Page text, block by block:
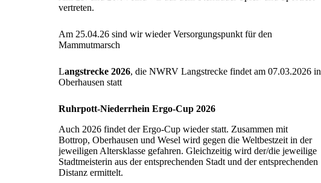
vertreten.
Am 25.04.26 sind wir wieder Versorgungspunkt für den
Mammutmarsch
Langstrecke 2026, die NWRV Langstrecke findet am 07.03.2026 in
Oberhausen statt
Ruhrpott-Niederrhein Ergo-Cup 2026
Auch 2026 findet der Ergo-Cup wieder statt. Zusammen mit
Bottrop, Oberhausen und Wesel wird gegen die Weltbestzeit in der
jeweiligen Altersklasse gefahren. Gleichzeitig wird der/die jeweilige
Stadtmeisterin aus der entsprechenden Stadt und der entsprechenden
Distanz ermittelt.